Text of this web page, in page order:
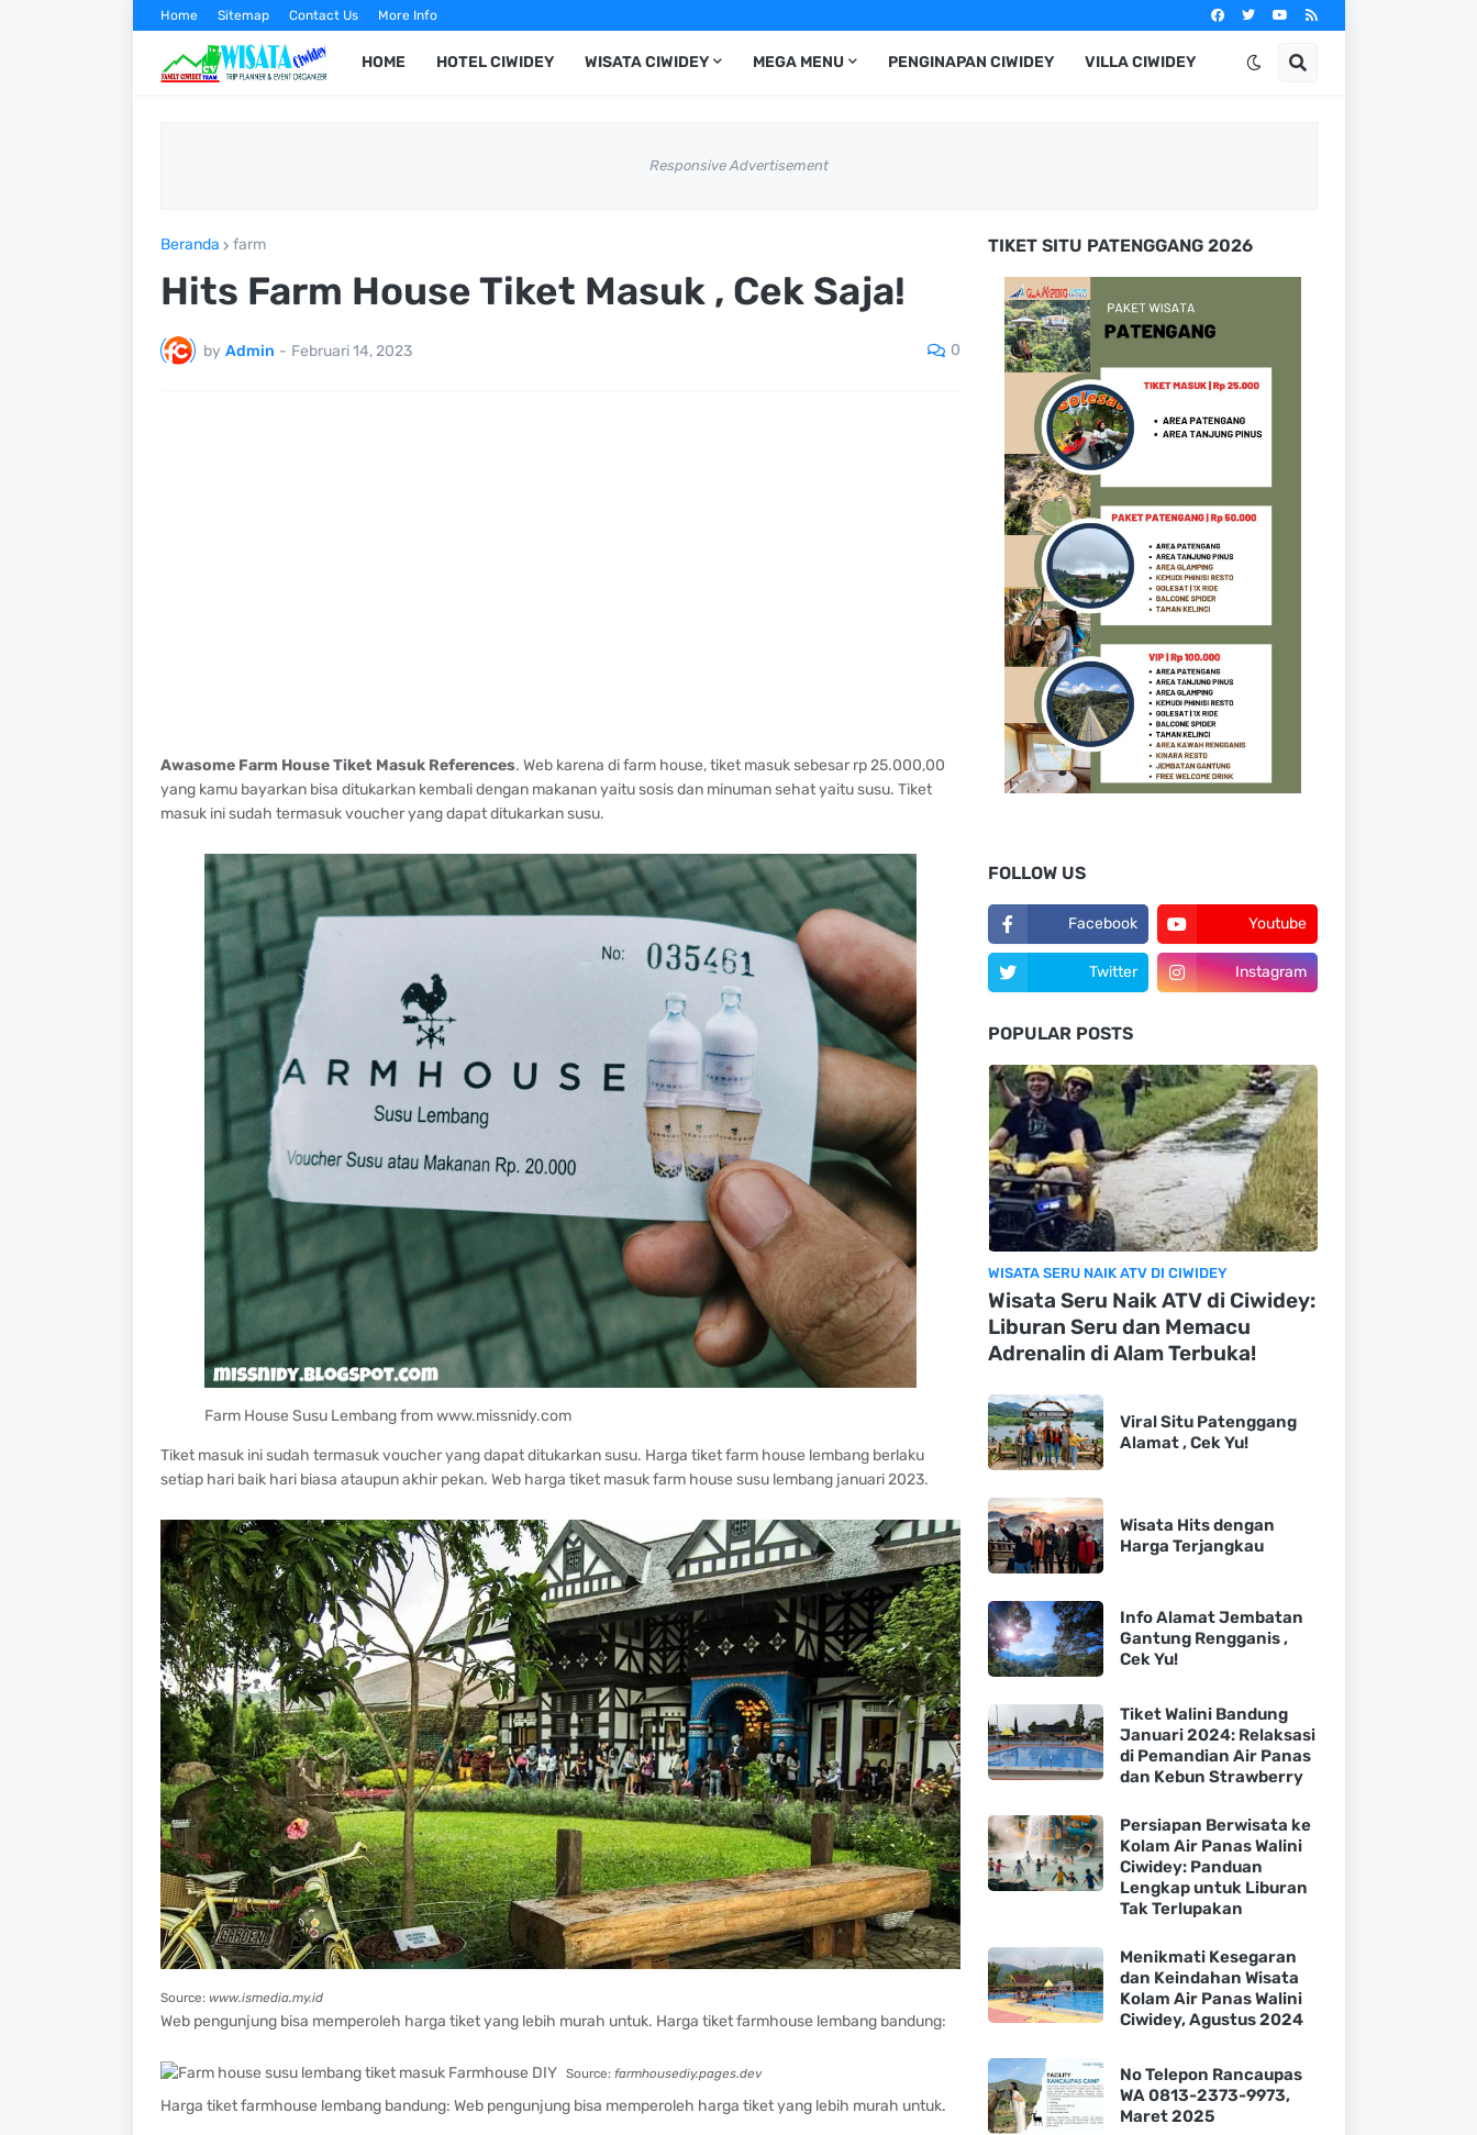
Home Sitemap Contact Us More Info
HOME HOTEL CIWIDEY WISATA CIWIDEY MEGA MENU PENGINAPAN CIWIDEY VILLA CIWIDEY
Responsive Advertisement
Beranda farm
Hits Farm House Tiket Masuk , Cek Saja!
by Admin - Februari 14, 2023 0
Awasome Farm House Tiket Masuk References. Web karena di farm house, tiket masuk sebesar rp 25.000,00
yang kamu bayarkan bisa ditukarkan kembali dengan makanan yaitu sosis dan minuman sehat yaitu susu. Tiket
masuk ini sudah termasuk voucher yang dapat ditukarkan susu.
Farm House Susu Lembang from www.missnidy.com
Tiket masuk ini sudah termasuk voucher yang dapat ditukarkan susu. Harga tiket farm house lembang berlaku
setiap hari baik hari biasa ataupun akhir pekan. Web harga tiket masuk farm house susu lembang januari 2023.
Source: www.ismedia.my.id
Web pengunjung bisa memperoleh harga tiket yang lebih murah untuk. Harga tiket farmhouse lembang bandung:
Source: farmhousediy.pages.dev
Harga tiket farmhouse lembang bandung: Web pengunjung bisa memperoleh harga tiket yang lebih murah untuk.
TIKET SITU PATENGGANG 2026
FOLLOW US
Facebook Youtube
Twitter Instagram
POPULAR POSTS
WISATA SERU NAIK ATV DI CIWIDEY
Wisata Seru Naik ATV di Ciwidey:
Liburan Seru dan Memacu
Adrenalin di Alam Terbuka!
Viral Situ Patenggang
Alamat , Cek Yu!
Wisata Hits dengan
Harga Terjangkau
Info Alamat Jembatan
Gantung Rengganis ,
Cek Yu!
Tiket Walini Bandung
Januari 2024: Relaksasi
di Pemandian Air Panas
dan Kebun Strawberry
Persiapan Berwisata ke
Kolam Air Panas Walini
Ciwidey: Panduan
Lengkap untuk Liburan
Tak Terlupakan
Menikmati Kesegaran
dan Keindahan Wisata
Kolam Air Panas Walini
Ciwidey, Agustus 2024
No Telepon Rancaupas
WA 0813-2373-9973,
Maret 2025